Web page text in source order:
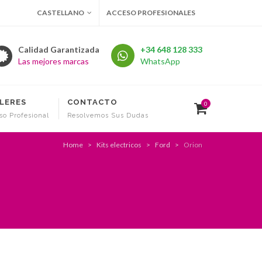
CASTELLANO ACCESO PROFESIONALES
Calidad Garantizada
Las mejores marcas
+34 648 128 333
WhatsApp
Profesional
CONTACTO
Resolvemos Sus Dudas
0
Home Kits electricos Ford Orion